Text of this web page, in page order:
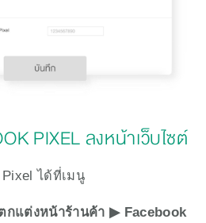
PIXEL ลงหน้าเว็บไซต์
ได้ที่เมนู
กแต่งหน้าร้านค้า ▶︎ Facebook